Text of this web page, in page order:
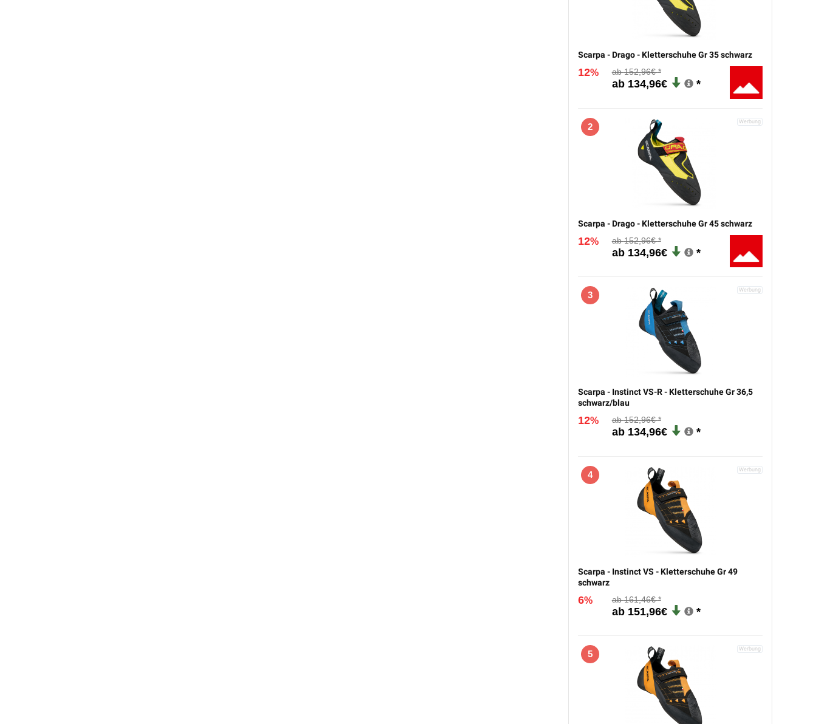
Scarpa - Drago - Kletterschuhe Gr 35 schwarz
12% 152,96€
134,96€
2
Scarpa - Drago - Kletterschuhe Gr 45 schwarz
12% 152,96€
134,96€
3
Scarpa - Instinct VS-R - Kletterschuhe Gr 36,5
schwarz/blau
12% 152,96€
134,96€
4
Scarpa - Instinct VS - Kletterschuhe Gr 49
schwarz
6% 161,46€
151,96€
5